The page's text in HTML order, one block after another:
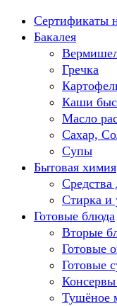
Перейти
содержанию
Сертификаты
Бакалея
Гречка
Каши
Масло
Сахар,
Супы
Бытовая химия
Стирка и
Готовые блюда
Вторые
Готовые
Готовые
Тушёное